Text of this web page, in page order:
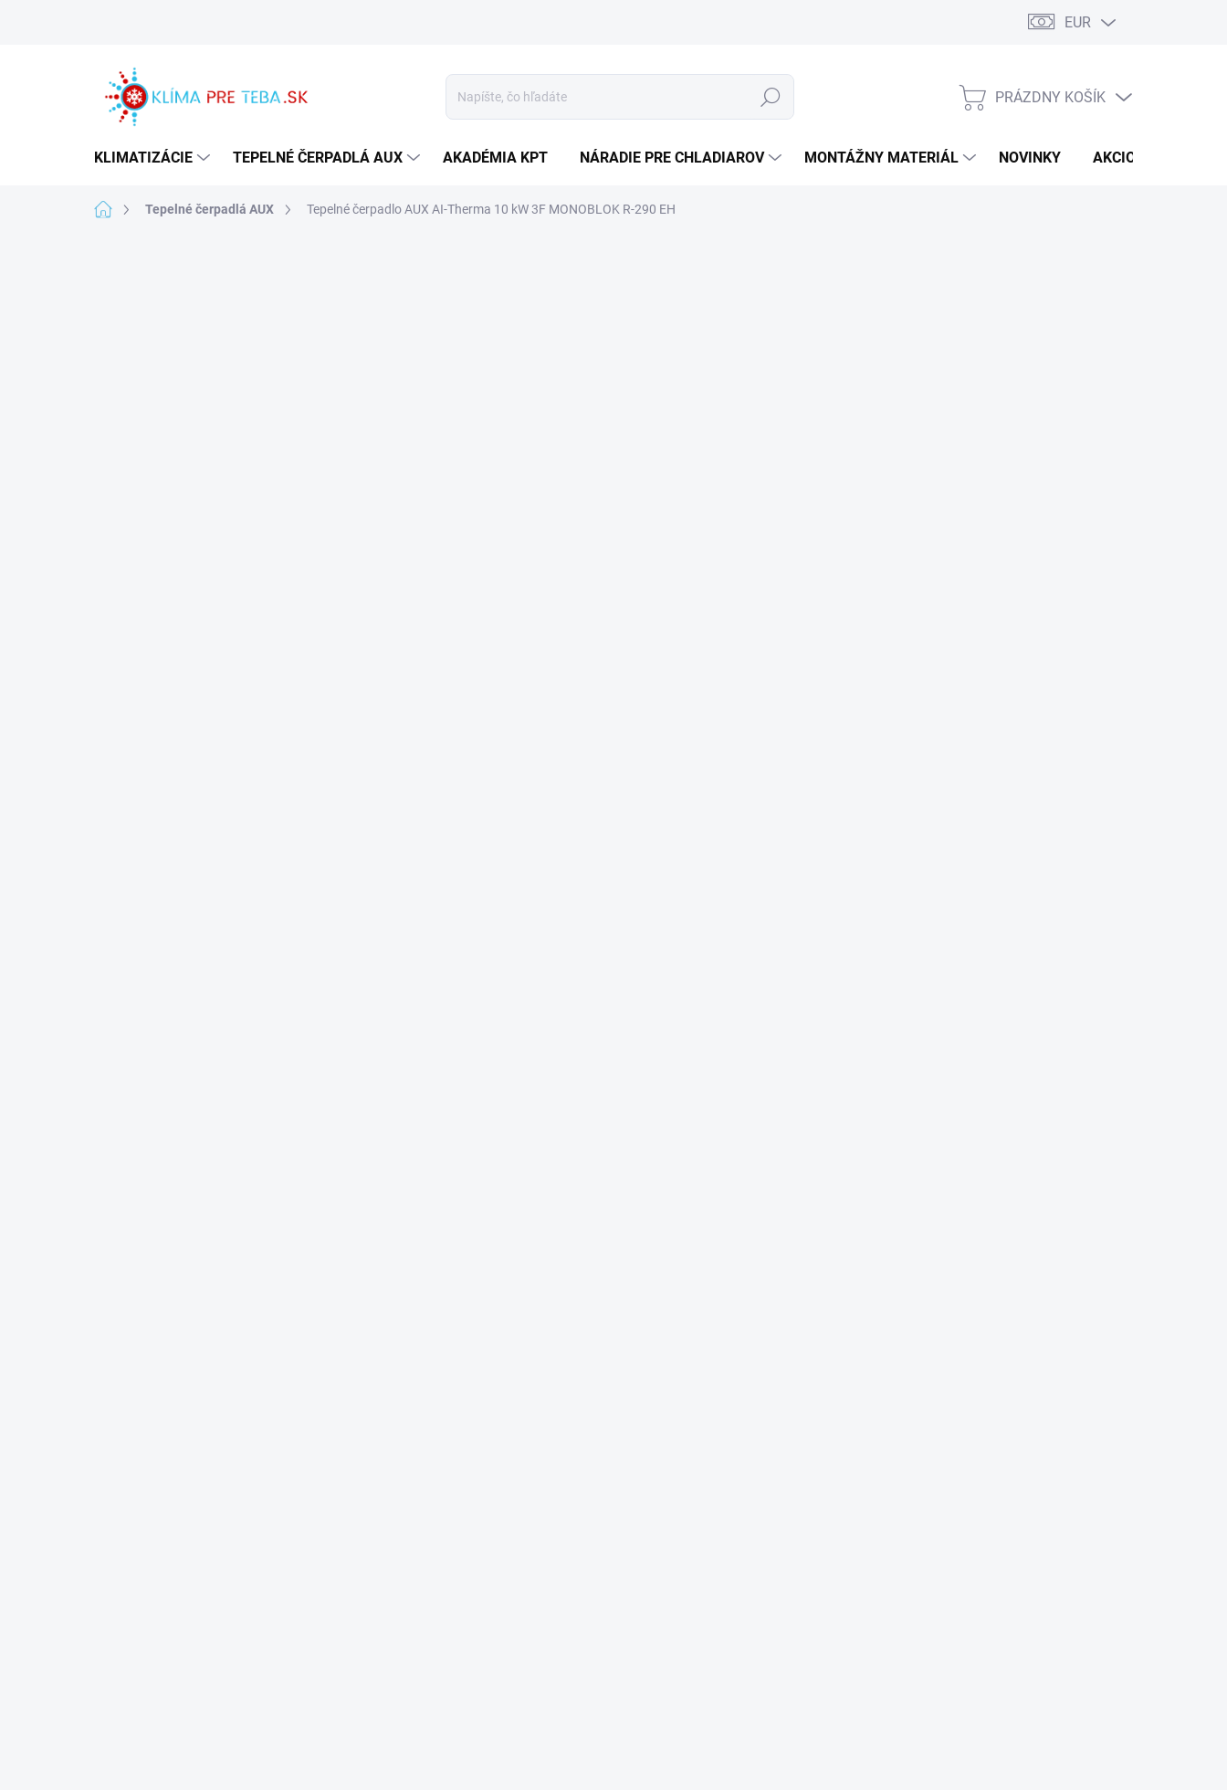
EUR
Hľadať
NÁKUPNÝ
PRÁZDNY KOŠÍK
KLIMATIZÁCIE TEPELNÉ ČERPADLÁ AUX AKADÉMIA KPT NÁRADIE PRE CHLADIAROV MONTÁŽNY MATERIÁL NOVINKY AKCIOVÁ PONUKA
DomovTepelné čerpadlá AUX Tepelné čerpadlo AUX AI-Therma 10 kW 3F MONOBLOK R-290 EH